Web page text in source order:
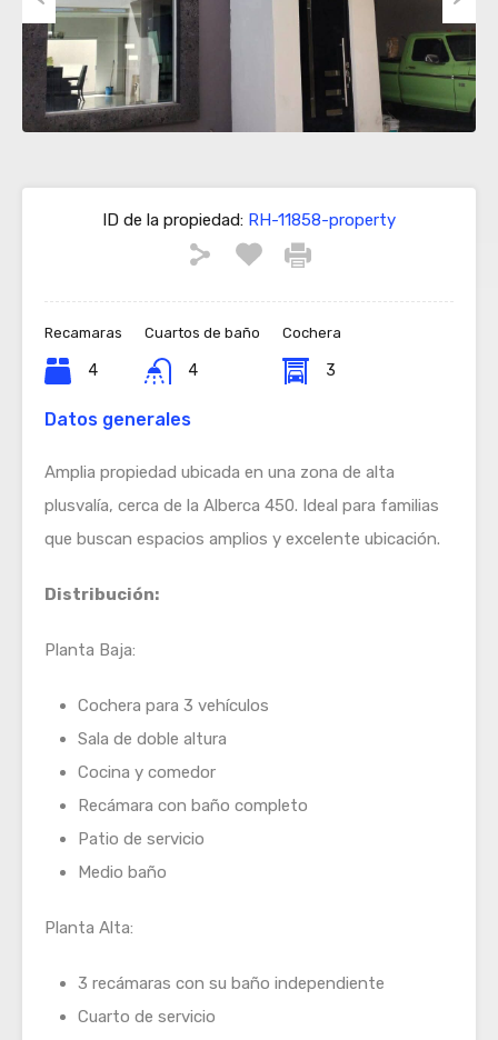
Previous Next
ID de la propiedad: RH-11858-property
Recamaras
4
Cuartos de baño
4
Cochera
3
Datos generales
Amplia propiedad ubicada en una zona de alta
plusvalía, cerca de la Alberca 450. Ideal para familias
que buscan espacios amplios y excelente ubicación.
Distribución:
Planta Baja:
Cochera para 3 vehículos
Sala de doble altura
Cocina y comedor
Recámara con baño completo
Patio de servicio
Medio baño
Planta Alta:
3 recámaras con su baño independiente
Cuarto de servicio